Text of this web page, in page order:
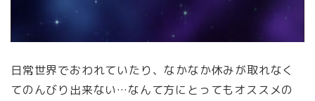
日常世界でおわれていたり、なかなか休みが取れなく
てのんびり出来ない…なんて方にとってもオススメの